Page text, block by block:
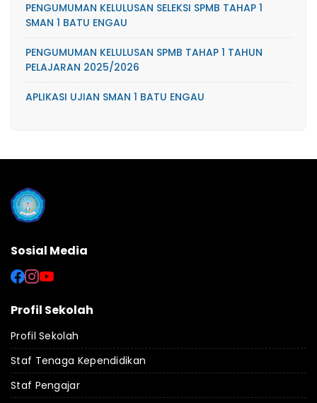
PENGUMUMAN KELULUSAN SELEKSI SPMB TAHAP 1
SMAN 1 BATU ENGAU
PENGUMUMAN KELULUSAN SPMB TAHAP 1 TAHUN
PELAJARAN 2025/2026
APLIKASI UJIAN SMAN 1 BATU ENGAU
Sosial Media
Profil Sekolah
Profil Sekolah
Staf Tenaga Kependidikan
Staf Pengajar